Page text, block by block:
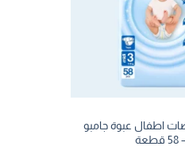
اطفال عبوة جامبو